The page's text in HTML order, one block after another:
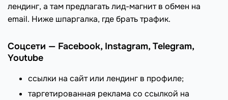
лендинг, а там предлагать лид-магнит в обмен на
email. Ниже шпаргалка, где брать трафик.
Соцсети — Facebook, Instagram, Telegram,
Youtube
ссылки на сайт или лендинг в профиле;
таргетированная реклама со ссылкой на